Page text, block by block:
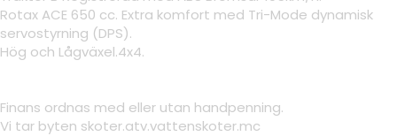
Rotax ACE 650 cc. Extra komfort med Tri-Mode dynamisk
servostyrning (DPS).
Hög och Lågväxel.4x4.
Finans ordnas med eller utan handpenning.
Vi tar byten skoter.atv.vattenskoter.mc